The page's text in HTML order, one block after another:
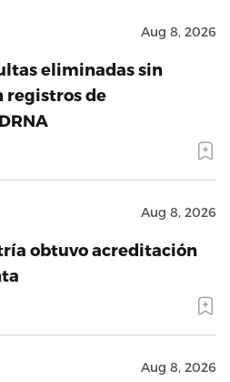
Aug 8, 2026
eliminadas sin
registros de
Aug 8, 2026
obtuvo acreditación
Aug 8, 2026